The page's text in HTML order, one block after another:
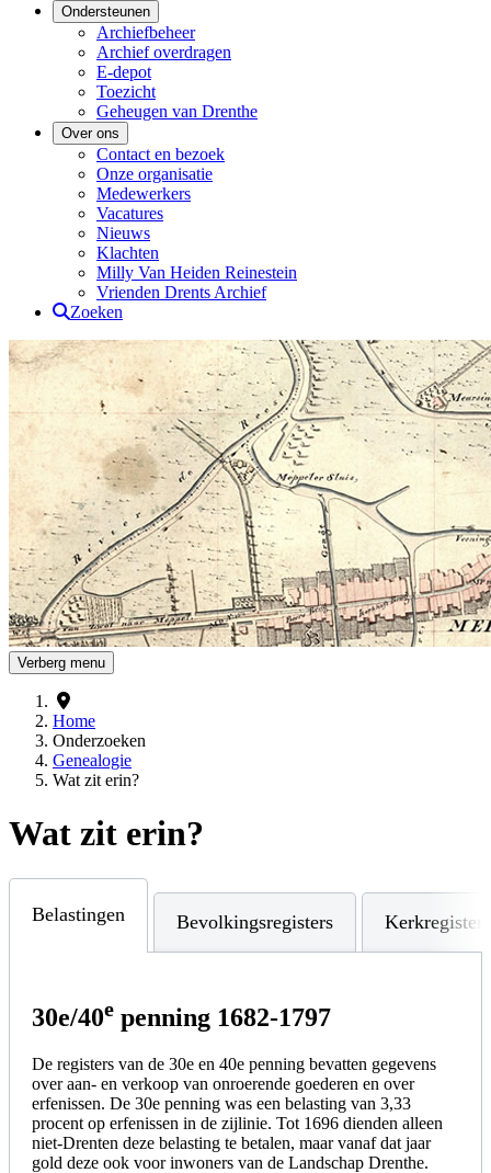
Ondersteunen
Archiefbeheer
Archief overdragen
E-depot
Toezicht
Geheugen van Drenthe
Over ons
Contact en bezoek
Onze organisatie
Medewerkers
Vacatures
Nieuws
Klachten
Milly Van Heiden Reinestein
Vrienden Drents Archief
Zoeken
Verberg menu
Home
Onderzoeken
Genealogie
Wat zit erin?
Wat zit erin?
Belastingen Bevolkingsregisters Kerkregisters
30e/40e penning 1682-1797
De registers van de 30e en 40e penning bevatten gegevens
over aan- en verkoop van onroerende goederen en over
erfenissen. De 30e penning was een belasting van 3,33
procent op erfenissen in de zijlinie. Tot 1696 dienden alleen
niet-Drenten deze belasting te betalen, maar vanaf dat jaar
gold deze ook voor inwoners van de Landschap Drenthe.